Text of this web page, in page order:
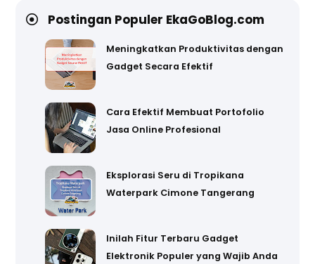
Postingan Populer EkaGoBlog.com
Meningkatkan Produktivitas dengan
Gadget Secara Efektif
Cara Efektif Membuat Portofolio
Jasa Online Profesional
Eksplorasi Seru di Tropikana
Waterpark Cimone Tangerang
Inilah Fitur Terbaru Gadget
Elektronik Populer yang Wajib Anda